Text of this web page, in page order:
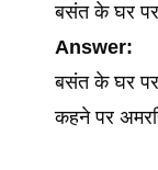
बसंत के घर
Answer:
बसंत के घर पर
कहने पर